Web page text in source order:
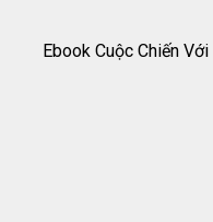
Ebook Cuộc Chiến